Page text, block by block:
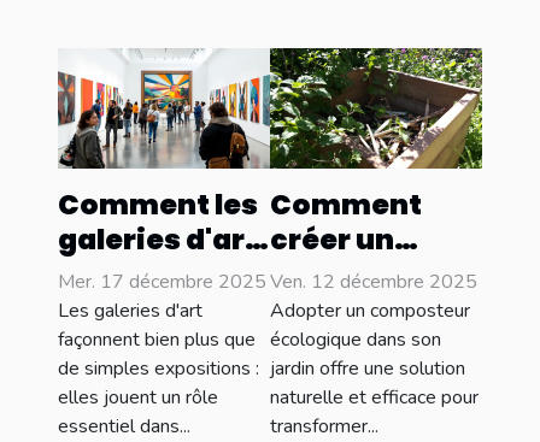
Comment les
galeries d'art
influencent-
elles les
tendances
culturelles ?
Mer. 17 décembre 2025
Les galeries d'art
façonnent bien plus que
de simples expositions :
elles jouent un rôle
essentiel dans...
Comment
créer un
composteur
écologique
pour votre
jardin ?
Ven. 12 décembre 2025
Adopter un composteur
écologique dans son
jardin offre une solution
naturelle et efficace pour
transformer...